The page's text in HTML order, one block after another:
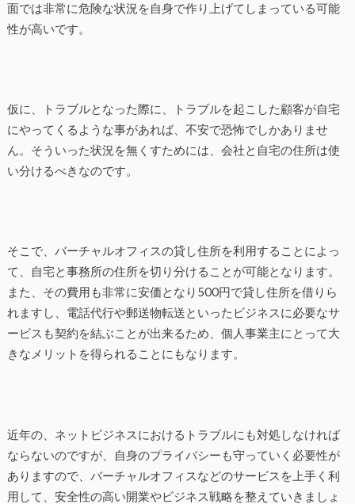
面では非常に危険な状況を自身で作り上げてしまっている可能
性が高いです。
仮に、トラブルとなった際に、トラブルを起こした顧客が自宅
にやってくるような事があれば、不安で恐怖でしかありませ
ん。そういった状況を無くすためには、会社と自宅の住所は使
い分けるべきなのです。
そこで、バーチャルオフィスの貸し住所を利用することによっ
て、自宅と事務所の住所を切り分けることが可能となります。
また、その費用も非常に安価となり500円で貸し住所を借りら
れますし、電話代行や郵送物転送といったビジネスに必要なサ
ービスも契約を結ぶことが出来るため、個人事業主にとって大
きなメリットを得られることにもなります。
近年の、ネットビジネスにおけるトラブルにも対処しなければ
ならないのですが、自身のプライバシーも守っていく必要性が
ありますので、バーチャルオフィスなどのサービスを上手く利
用して、安全性の高い開業やビジネス戦略を整えていきましょ